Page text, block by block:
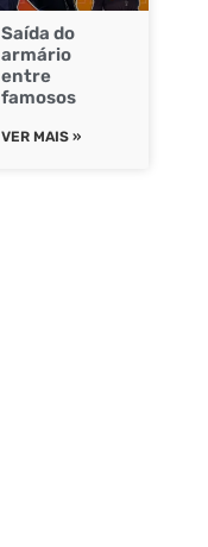
Saída do
armário
entre
famosos
VER MAIS »